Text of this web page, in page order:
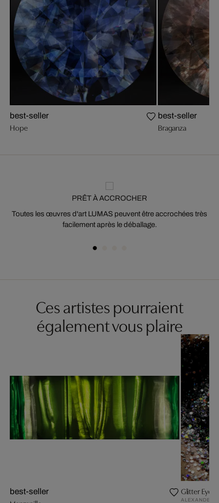
best-seller
Hope
best-seller
Braganza
PRÊT À ACCROCHER
Toutes les œuvres d'art LUMAS peuvent être accrochées très
facilement après le déballage.
Ces artistes pourraient
également vous plaire
best-seller Glitter Eye
ALEXANDER